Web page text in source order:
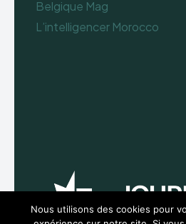
Belgique Mag
L’intelligencer Morocco
Nous utilisons des cookies pour